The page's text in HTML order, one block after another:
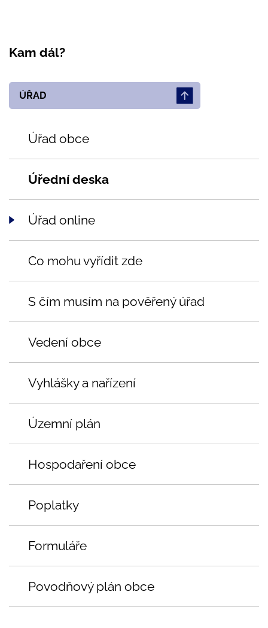
Kam dál?
ÚŘAD
Úřad obce
Úřední deska
Úřad online
Co mohu vyřídit zde
S čím musím na pověřený úřad
Vedení obce
Vyhlášky a nařízení
Územní plán
Hospodaření obce
Poplatky
Formuláře
Povodňový plán obce